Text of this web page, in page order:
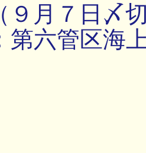
月７日〆
第六管区海